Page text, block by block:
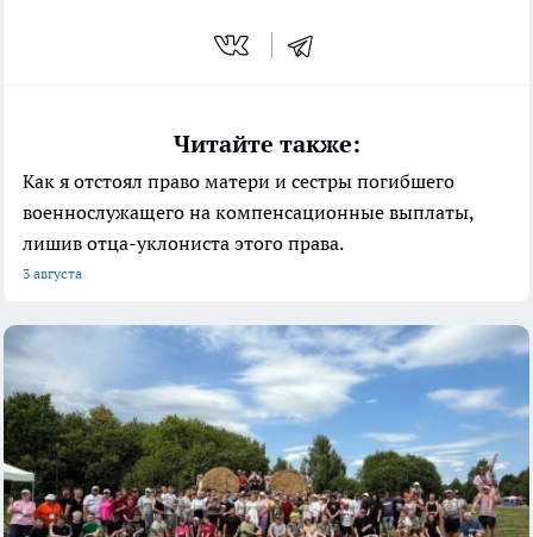
Читайте также:
Как я отстоял право матери и сестры погибшего
военнослужащего на компенсационные выплаты,
лишив отца-уклониста этого права.
3 августа